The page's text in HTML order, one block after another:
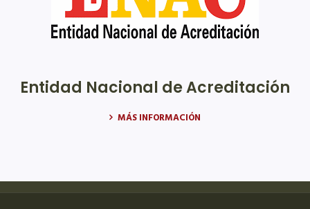
Entidad Nacional de Acreditación
MÁS INFORMACIÓN